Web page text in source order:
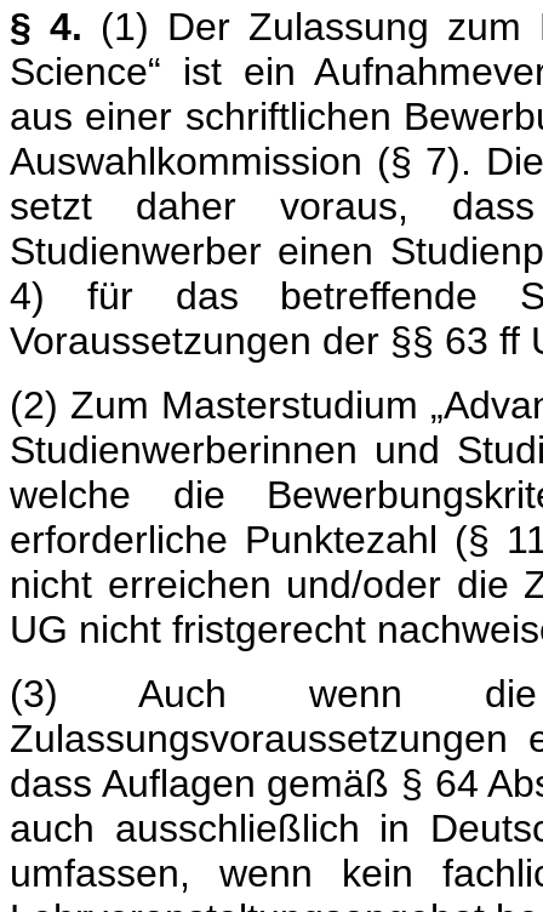
§ 4. (1) Der Zulassung zum
Science“ ist ein
aus einer schriftlichen
Auswahlkommission (§ 7).
setzt daher voraus,
Studienwerber einen
4) für das betreffende
Voraussetzungen der §§ 63 ff
(2) Zum Masterstudium
Studienwerberinnen und
welche die
erforderliche Punktezahl (§
nicht erreichen und/oder die
UG nicht fristgerecht
(3) Auch wenn
dass Auflagen gemäß § 64
auch ausschließlich in
umfassen, wenn kein